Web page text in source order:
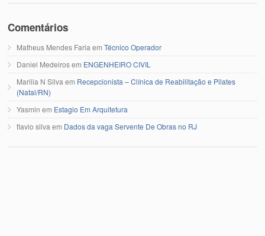
Comentários
Matheus Mendes Faria emTécnico Operador
Daniel Medeirosem ENGENHEIRO CIVIL
Marilia N Silva em Recepcionista – Clínica de Reabilitação e Pilates
(Natal/RN)
Yasmin em Estagio Em Arquitetura
flavio silva em Dados da vaga Servente De Obras no RJ